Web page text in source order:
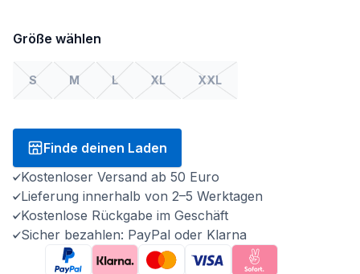
Größe wählen
S M L XL XXL
Finde deinen Laden
Kostenloser Versand ab 50 Euro
Lieferung innerhalb von 2–5 Werktagen
Kostenlose Rückgabe im Geschäft
Sicher bezahlen: PayPal oder Klarna